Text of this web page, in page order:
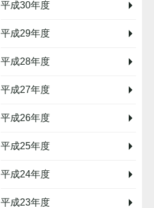
平成30年度
平成29年度
平成28年度
平成27年度
平成26年度
平成25年度
平成24年度
平成23年度